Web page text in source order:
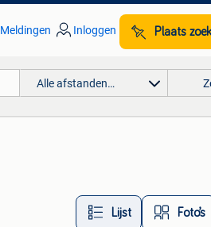
Meldingen Inloggen Plaats
Alle afstanden…
Lijst Foto’s